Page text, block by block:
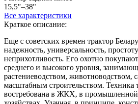
15,5"–38"
Все характеристики
Краткое описание:
Еще с советских времен трактор
надежность, универсальность,
неприхотливость. Его охотно
среднего и высокого уровня,
растениеводством, животноводством,
масштабным строительством. Техника
востребована в ЖКХ, в промышленной